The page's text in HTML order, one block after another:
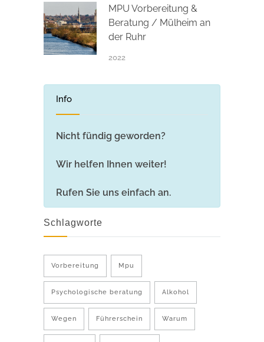
MPU Vorbereitung &
Beratung / Mülheim an
der Ruhr
2022
Info
Nicht fündig geworden?
Wir helfen Ihnen weiter!
Rufen Sie uns einfach an.
Schlagworte
Vorbereitung Mpu
Psychologische beratung Alkohol
Wegen Führerschein Warum